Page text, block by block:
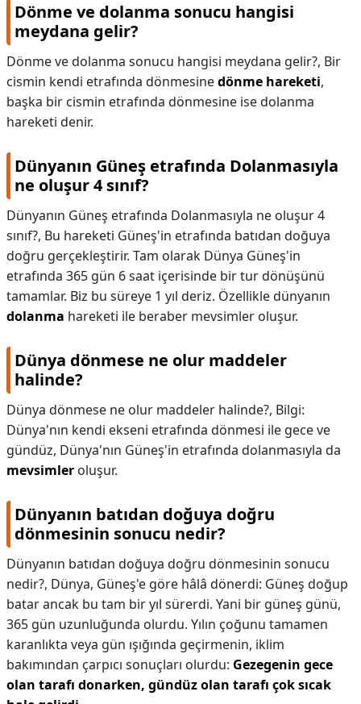
Dönme ve dolanma sonucu hangisi
meydana gelir?
Dönme ve dolanma sonucu hangisi meydana gelir?, Bir
cismin kendi etrafında dönmesinedönme hareketi,
başka bir cismin etrafında dönmesine ise dolanma
hareketi denir.
Dünyanın Güneş etrafında Dolanmasıyla
ne oluşur 4 sınıf?
Dünyanın Güneş etrafında Dolanmasıyla ne oluşur 4
sınıf?, Bu hareketi Güneş'in etrafında batıdan doğuya
doğru gerçekleştirir. Tam olarak Dünya Güneş'in
etrafında 365 gün 6 saat içerisinde bir tur dönüşünü
tamamlar. Biz bu süreye 1 yıl deriz. Özellikle dünyanın
dolanma hareketi ile beraber mevsimler oluşur.
Dünya dönmese ne olur maddeler
halinde?
Dünya dönmese ne olur maddeler halinde?, Bilgi:
Dünya'nın kendi ekseni etrafında dönmesi ile gece ve
gündüz, Dünya'nın Güneş'in etrafında dolanmasıyla da
mevsimler oluşur.
Dünyanın batıdan doğuya doğru
dönmesinin sonucu nedir?
Dünyanın batıdan doğuya doğru dönmesinin sonucu
nedir?, Dünya, Güneş'e göre hâlâ dönerdi: Güneş doğup
batar ancak bu tam bir yıl sürerdi. Yani bir güneş günü,
365 gün uzunluğunda olurdu. Yılın çoğunu tamamen
karanlıkta veya gün ışığında geçirmenin, iklim
bakımından çarpıcı sonuçları olurdu: Gezegenin gece
olan tarafı donarken, gündüz olan tarafı çok sıcak